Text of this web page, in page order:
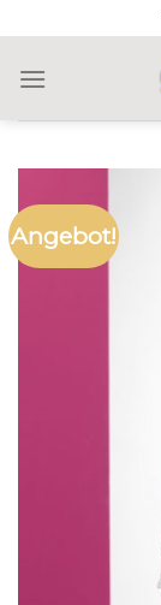
to
content
Angebot!